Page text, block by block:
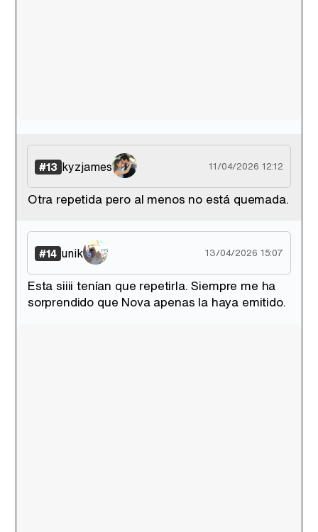
#13 kyzjames 11/04/2026 12:12
Otra repetida pero al menos no está quemada.
#14 unik 13/04/2026 15:07
Esta siiii tenían que repetirla. Siempre me ha
sorprendido que Nova apenas la haya emitido.